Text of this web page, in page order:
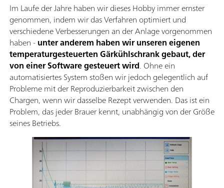
Im Laufe der Jahre haben wir dieses Hobby immer ernster
genommen, indem wir das Verfahren optimiert und
verschiedene Verbesserungen an der Anlage vorgenommen
haben -unter anderem haben wir unseren eigenen
temperaturgesteuerten Gärkühlschrank gebaut, der
von einer Software gesteuert wird. Ohne ein
automatisiertes System stoßen wir jedoch gelegentlich auf
Probleme mit der Reproduzierbarkeit zwischen den
Chargen, wenn wir dasselbe Rezept verwenden. Das ist ein
Problem, das jeder Brauer kennt, unabhängig von der Größe
seines Betriebs.